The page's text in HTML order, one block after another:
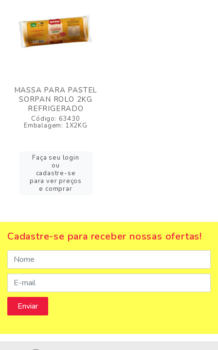
MASSA PARA PASTEL
SORPAN ROLO 2KG
REFRIGERADO
Código: 63430
Embalagem: 1X2KG
Faça seu login
ou
cadastre-se
para ver preços
e comprar
Cadastre-se para receber nossas ofertas!